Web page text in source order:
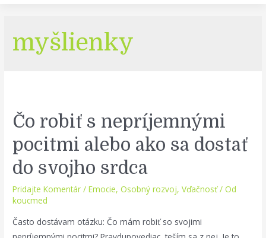
myšlienky
Čo robiť s nepríjemnými
pocitmi alebo ako sa dostať
do svojho srdca
Pridajte Komentár /Emocie,Osobný rozvoj,Vďačnosť/ Od
koucmed
Často dostávam otázku: Čo mám robiť so svojimi